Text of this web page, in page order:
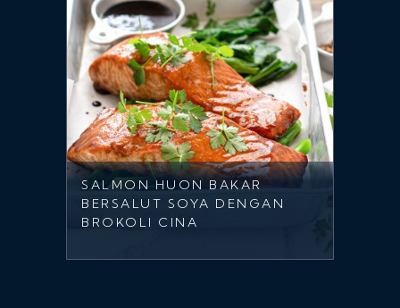
SALMON HUON BAKAR
BERSALUT SOYA DENGAN
BROKOLI CINA